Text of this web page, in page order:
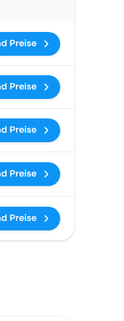
Preise
Preise
Preise
Preise
Preise